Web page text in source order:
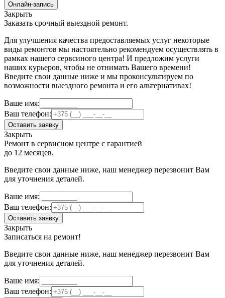
Онлайн-запись
Закрыть
Заказать срочный выездной ремонт.
Для улучшения качества предоставляемых услуг некоторые
виды ремонтов мы настоятельно рекомендуем осуществлять в
рамках нашего сервсиного центра! И предложим услуги
наших курьеров, чтобы не отнимать Вашего времени!
Введите свои данные ниже и мы проконсультируем по
возможности выездного ремонта и его альтернативах!
Ваше имя:
Ваш телефон:
Оставить заявку
Закрыть
Ремонт в сервисном центре с гарантией
до 12 месяцев.
Введите свои данные ниже, наш менеджер перезвонит Вам
для уточнения деталей.
Ваше имя:
Ваш телефон:
Оставить заявку
Закрыть
Записаться на ремонт!
Введите свои данные ниже, наш менеджер перезвонит Вам
для уточнения деталей.
Ваше имя:
Ваш телефон: